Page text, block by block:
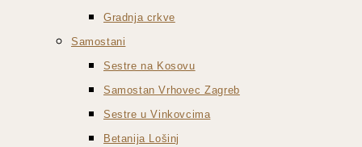
Gradnja crkve
Samostani
Sestre na Kosovu
Samostan Vrhovec Zagreb
Sestre u Vinkovcima
Betanija Lošinj